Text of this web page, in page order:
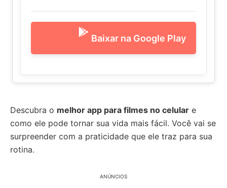
Baixar na Google Play
Descubra o melhor app para filmes no celular e
como ele pode tornar sua vida mais fácil. Você vai se
surpreender com a praticidade que ele traz para sua
rotina.
ANÚNCIOS